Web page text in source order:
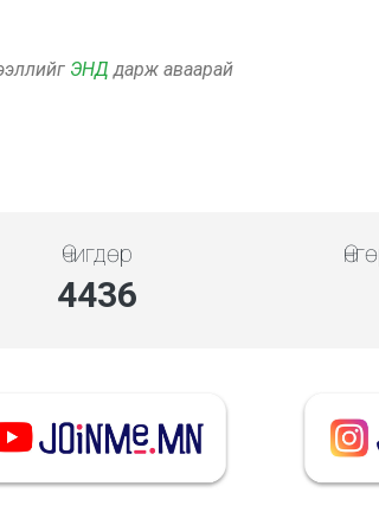
ЭНД дарж аваарай
Өчигдөр
5119